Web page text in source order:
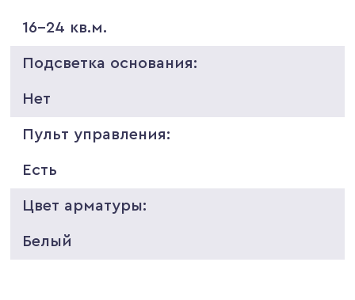
16-24 кв.м.
Подсветка основания:
Нет
Пульт управления:
Есть
Цвет арматуры:
Белый